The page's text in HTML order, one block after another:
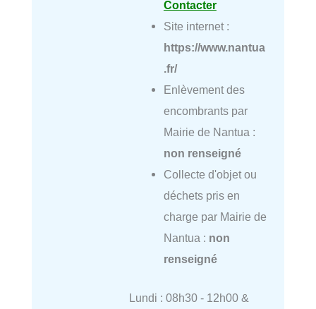
Contacter
Site internet :
https://www.nantua
.fr/
Enlèvement des
encombrants par
Mairie de Nantua :
non renseigné
Collecte d'objet ou
déchets pris en
charge par Mairie de
Nantua : non
renseigné
Lundi : 08h30 - 12h00 &